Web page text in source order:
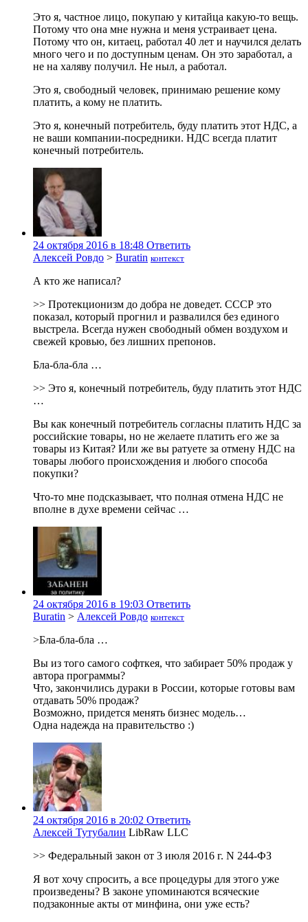
Это я, частное лицо, покупаю у китайца какую-то вещь.
Потому что она мне нужна и меня устраивает цена.
Потому что он, китаец, работал 40 лет и научился делать
много чего и по доступным ценам. Он это заработал, а
не на халяву получил. Не ныл, а работал.
Это я, свободный человек, принимаю решение кому
платить, а кому не платить.
Это я, конечный потребитель, буду платить этот НДС, а
не ваши компании-посредники. НДС всегда платит
конечный потребитель.
24 октября 2016 в 18:48 Ответить
Алексей Ровдо > Buratin контекст
А кто же написал?
>> Протекционизм до добра не доведет. СССР это
показал, который прогнил и развалился без единого
выстрела. Всегда нужен свободный обмен воздухом и
свежей кровью, без лишних препонов.
Бла-бла-бла …
>> Это я, конечный потребитель, буду платить этот НДС
…
Вы как конечный потребитель согласны платить НДС за
российские товары, но не желаете платить его же за
товары из Китая? Или же вы ратуете за отмену НДС на
товары любого происхождения и любого способа
покупки?
Что-то мне подсказывает, что полная отмена НДС не
вполне в духе времени сейчас …
24 октября 2016 в 19:03 Ответить
Buratin > Алексей Ровдо контекст
>Бла-бла-бла …
Вы из того самого софткея, что забирает 50% продаж у
автора программы?
Что, закончились дураки в России, которые готовы вам
отдавать 50% продаж?
Возможно, придется менять бизнес модель…
Одна надежда на правительство :)
24 октября 2016 в 20:02 Ответить
Алексей Тутубалин LibRaw LLC
>> Федеральный закон от 3 июля 2016 г. N 244-ФЗ
Я вот хочу спросить, а все процедуры для этого уже
произведены? В законе упоминаются всяческие
подзаконные акты от минфина, они уже есть?